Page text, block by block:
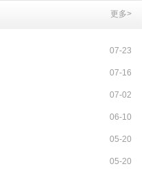
更多>
07-23
07-16
07-02
06-10
05-20
05-20